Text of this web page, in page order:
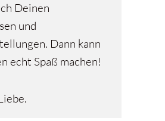
Deinen
und
Dann kann
echt Spaß machen!